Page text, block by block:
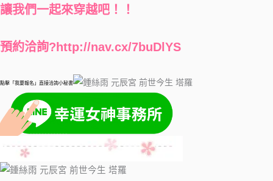
讓我們一起來穿越吧！！
預約洽詢? http://nav.cx/7buDlYS
點擊「我要報名」直接洽詢小秘書